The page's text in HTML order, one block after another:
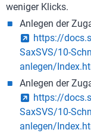
weniger Klicks.
Anlegen der
https://
SaxSVS/10-
anlegen/
Anlegen der
https://
SaxSVS/10-
anlegen/